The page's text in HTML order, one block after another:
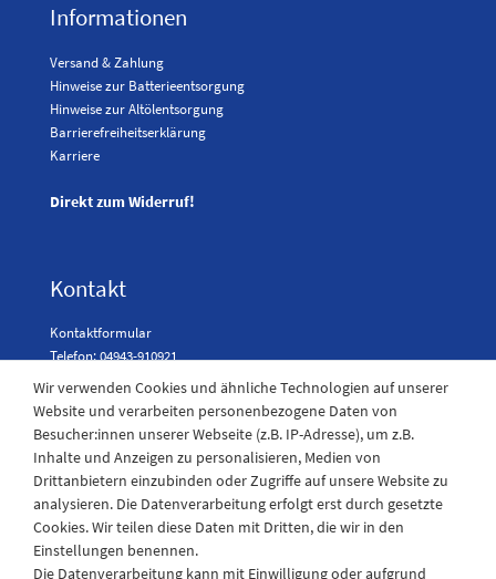
Informationen
Versand & Zahlung
Hinweise zur Batterieentsorgung
Hinweise zur Altölentsorgung
Barrierefreiheitserklärung
Karriere
Direkt zum Widerruf!
Kontakt
Kontaktformular
Telefon: 04943-910921
Laden Öffnungszeiten
Montag - Freitag
08:30 - 12:30 und 13.00 - 17.30 Uhr
Samstags
08:30 bis 12:30 Uhr
Wir verwenden Cookies und ähnliche Technologien auf unserer
Website und verarbeiten personenbezogene Daten von
Besucher:innen unserer Webseite (z.B. IP-Adresse), um z.B.
Inhalte und Anzeigen zu personalisieren, Medien von
Drittanbietern einzubinden oder Zugriffe auf unsere Website zu
analysieren. Die Datenverarbeitung erfolgt erst durch gesetzte
Cookies. Wir teilen diese Daten mit Dritten, die wir in den
Einstellungen benennen.
Die Datenverarbeitung kann mit Einwilligung oder aufgrund